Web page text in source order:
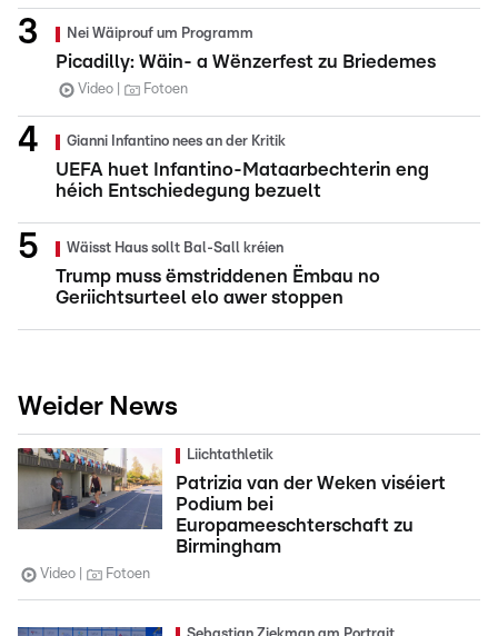
Nei Wäiprouf um Programm
Picadilly: Wäin- a Wënzerfest zu Briedemes
Video Fotoen
Gianni Infantino nees an der Kritik
UEFA huet Infantino-Mataarbechterin eng
héich Entschiedegung bezuelt
Wäisst Haus sollt Bal-Sall kréien
Trump muss ëmstriddenen Ëmbau no
Geriichtsurteel elo awer stoppen
Weider News
Liichtathletik
Patrizia van der Weken viséiert
Podium bei
Europameeschterschaft zu
Birmingham
Video Fotoen